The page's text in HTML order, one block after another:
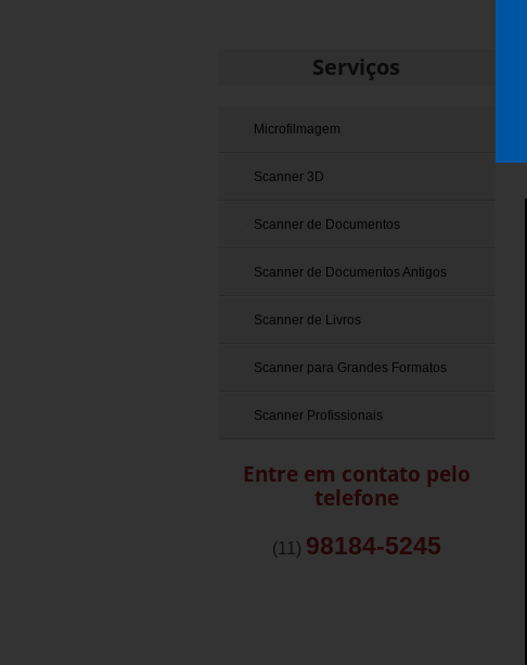
Serviços
Microfilmagem
Scanner 3D
Scanner de Documentos
Scanner de Documentos Antigos
Scanner de Livros
Scanner para Grandes Formatos
Scanner Profissionais
Entre em contato pelo
telefone
(11) 98184-5245